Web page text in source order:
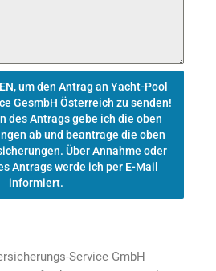
um den Antrag an Yacht-Pool
GesmbH Österreich zu senden!
des Antrags gebe ich die oben
ab und beantrage die oben
Über Annahme oder
Antrags werde ich per E-Mail
informiert.
Service GmbH